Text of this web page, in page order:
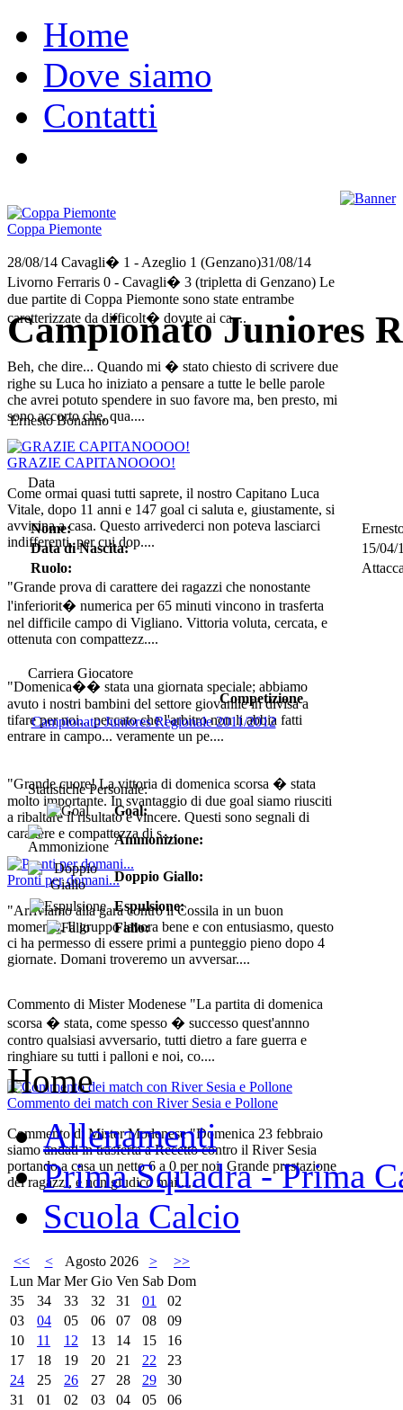
Home
Dove siamo
Contatti
Coppa Piemonte
28/08/14 Cavagli� 1 - Azeglio 1 (Genzano)31/08/14
Livorno Ferraris 0 - Cavagli� 3 (tripletta di Genzano) Le
due partite di Coppa Piemonte sono state entrambe
caretterizzate da difficolt� dovute ai ca....
Beh, che dire... Quando mi � stato chiesto di scrivere due
righe su Luca ho iniziato a pensare a tutte le belle parole
che avrei potuto spendere in suo favore ma, ben presto, mi
sono accorto che, qua....
GRAZIE CAPITANOOOO!
Come ormai quasi tutti saprete, il nostro Capitano Luca
Vitale, dopo 11 anni e 147 goal ci saluta e, giustamente, si
avvicina a casa. Questo arrivederci non poteva lasciarci
indifferenti, per cui dop....
"Grande prova di carattere dei ragazzi che nonostante
l'inferiorit� numerica per 65 minuti vincono in trasferta
nel difficile campo di Vigliano. Vittoria voluta, cercata, e
ottenuta con compattezz....
"Domenica�� stata una giornata speciale; abbiamo
avuto i nostri bambini del settore giovanile in divisa a
tifare per noi... peccato che l'arbitro non li abbia fatti
entrare in campo... veramente un pe....
"Grande cuore! La vittoria di domenica scorsa � stata
molto importante. In svantaggio di due goal siamo riusciti
a ribaltare il risultato e vincere. Questi sono segnali di
carattere e compattezza di s....
Pronti per domani...
"Arriviamo alla gara contro il Cossila in un buon
momento. Il gruppo lavora bene e con entusiasmo, questo
ci ha permesso di essere primi a punteggio pieno dopo 4
giornate. Domani troveremo un avversar....
Commento di Mister Modenese "La partita di domenica
scorsa � stata, come spesso � successo quest'annno
contro qualsiasi avversario, tutti dietro a fare guerra e
ringhiare su tutti i palloni e noi, co....
Commento dei match con River Sesia e Pollone
Commento di Mister Modenese "Domenica 23 febbraio
siamo andati in trasferta a Recetto contro il River Sesia
portando a casa un netto 6 a 0 per noi. Grande prestazione
dei ragazzi, e non giudico mai ....
Campionato Juniores
Ernesto Bonanno
Data
Nome:
Data di Nascita:
15/04/
Ruolo:
Carriera Giocatore
Competizione
Campionato Juniores Regionale 2011/2012
Statistiche Personale:
Goal:
Ammonizione:
Doppio Giallo:
Espulsione:
Fallo:
Home
Allenamenti
Prima Squadra - Prima
Scuola Calcio
<< < Agosto 2026 >
>>
Lun Mar Mer Gio Ven Sab Dom
35
34 33 32 31 01
02
03
04 05 06 07 08
09
10
11 12 13 14 15
16
17
18 19 20 21 22
23
24
25 26 27 28 29
30
31
01 02 03 04 05 06